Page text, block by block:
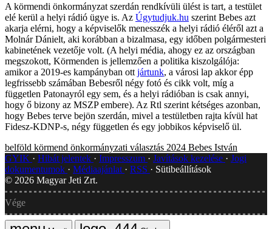
A körmendi önkormányzat szerdán rendkívüli ülést is tart, a testület
elé kerül a helyi rádió ügye is. Az Úgytudjuk.hu szerint Bebes azt
akarja elérni, hogy a képviselők menesszék a helyi rádió éléről azt a
Molnár Dánielt, aki korábban a bizalmasa, egy időben polgármesteri
kabinetének vezetője volt. (A helyi média, ahogy ez az országban
megszokott, Körmenden is jellemzően a politika kiszolgálója:
amikor a 2019-es kampányban ott jártunk, a városi lap akkor épp
legfrissebb számában Bebesről négy fotó és cikk volt, míg a
független Patonayról egy sem, és a helyi rádióban is csak annyi,
hogy ő bizony az MSZP embere). Az Rtl szerint kétséges azonban,
hogy Bebes terve bejön szerdán, mivel a testületben rajta kívül hat
Fidesz-KDNP-s, négy független és egy jobbikos képviselő ül.
belföld körmend önkormányzati választás 2024 Bebes István
GYIK
Hibát jelentek Impresszum Javítások kezelése
Jogi
dokumentumok
Médiaajánlat RSS
Sütibeállítások
© 2026 Magyar Jeti Zrt.
Vége